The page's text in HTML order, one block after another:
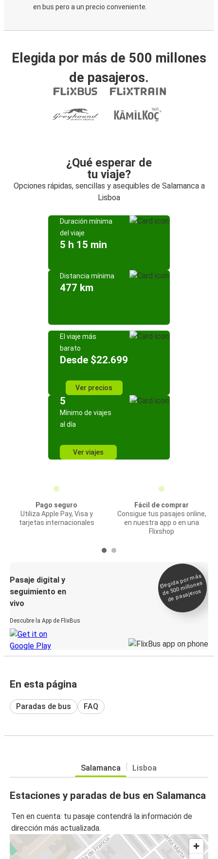
en bus pero a un precio conveniente.
Elegida por más de 500 millones
de pasajeros.
¿Qué esperar de
tu viaje?
Opciones rápidas, sencillas y asequibles de Salamanca a
Lisboa
Duración mínima
del viaje
5 h 15 min
Distancia mínima
477 km
El viaje más
barato
Desde $22.699
Ver precios
5
Mínimo de viajes
al día
Ver viajes
Pago seguro
Utiliza Apple Pay, Visa y
tarjetas internacionales
Fácil de comprar
Consigue tus pasajes online,
en nuestra app o en una
Flixshop
Pasaje digital y
seguimiento en
vivo
Descubre la App de FlixBus
Elegida por
más
de 500
millones
de pasajeros
En esta página
Paradas de bus FAQ
Salamanca Lisboa
Estaciones y paradas de bus en Salamanca
Ten en cuenta: tu pasaje contendrá la información de
dirección más actualizada.